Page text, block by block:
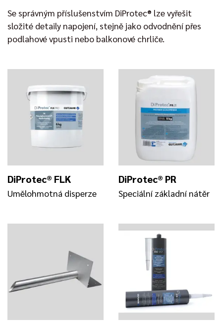
Se správným příslušenstvím DiProtec® lze vyřešit
složité detaily napojení, stejně jako odvodnění přes
podlahové vpusti nebo balkonové chrliče.
DiProtec® FLK
Umělohmotná disperze
DiProtec® PR
Speciální základní nátěr